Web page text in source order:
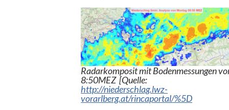
Radarkomposit mit Bodenmessungen
8:50MEZ [Quelle:
http://niederschlag.lwz-
vorarlberg.at/rincaportal/%5D